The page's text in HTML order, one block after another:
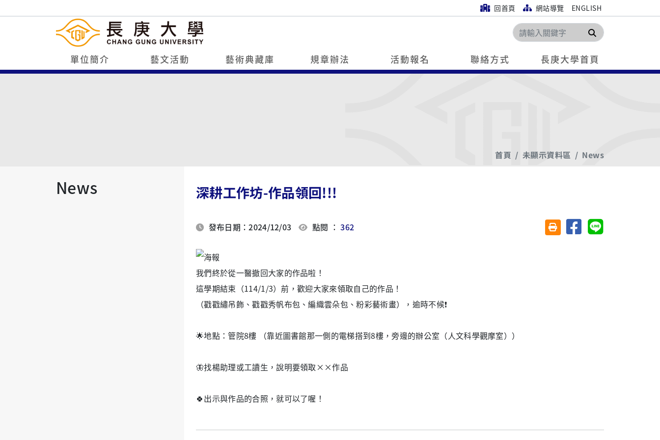
回首頁 網站導覽 ENGLISH
搜尋
單位簡介 藝文活動 藝術典藏庫 規章辦法 活動報名 聯絡方式 長庚大學首頁
首頁 未顯示資料區 News
News 深耕工作坊-作品領回!!!
發布日期：2024/12/03 點閱 ：362 友善列印(另開視窗)
分享至臉書分享至 Line
我們終於從一醫撤回大家的作品啦！
這學期結束（114/1/3）前，歡迎大家來領取自己的作品！
（戳戳繡吊飾、戳戳秀帆布包、編織雲朵包、粉彩藝術畫），逾時不候❗
🌟地點：管院8樓 （靠近圖書館那一側的電梯搭到8樓，旁邊的辦公室（人文科學觀摩室））
🦋找楊助理或工讀生，說明要領取××作品
🍀出示與作品的合照，就可以了喔！